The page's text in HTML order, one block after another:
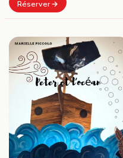
Réserver